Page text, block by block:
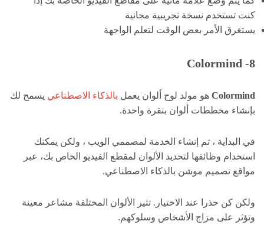
كنت تستخدم نسخة تجريبية مجانية
يستغرق الأمر بعض الوقت لتعلم الواجهة
8- Colormind
Colormind هو مولد لوح ألوان يعمل بالذكاء الاصطناعي يسمح لك
بإنشاء مخططات ألوان بنقرة واحدة.
في البداية ، تم إنشاء الخدمة لمصممي الويب ، ولكن يمكنك
استخدام وظائفها لتحديد الألوان لمقطع الفيديو الخاص بك، عبر
مواقع تصميم موشن بالذكاء الاصطناعي.
ولكن كن حذرا عند الاختيار. تثير الألوان المختلفة مشاعر معينة
وتؤثر على مزاج الأشخاص وسلوكهم.